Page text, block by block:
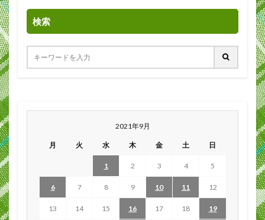
検索
2021年9月
月 火 水 木 金 土 日
1 2 3 4 5
6 7 8 9 10 11 12
13 14 15 16 17 18 19